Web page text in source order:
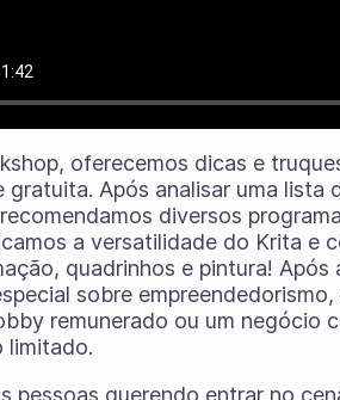
oferecemos dicas e
gratuita. Após analisar uma lista
diversos
a versatilidade do Krita e
quadrinhos e pintura!
sobre
remunerado ou um negócio
limitado.
pessoas querendo entrar no